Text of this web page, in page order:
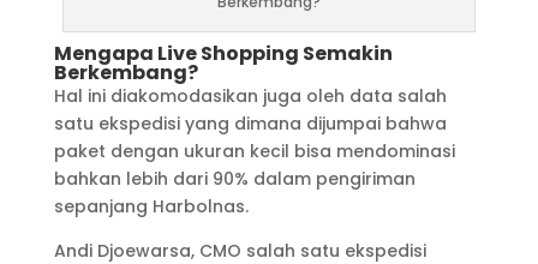
Mengapa Live Shopping Semakin
Berkembang?
Hal ini diakomodasikan juga oleh data salah
satu ekspedisi yang dimana dijumpai bahwa
paket dengan ukuran kecil bisa mendominasi
bahkan lebih dari 90% dalam pengiriman
sepanjang Harbolnas.
Andi Djoewarsa, CMO salah satu ekspedisi